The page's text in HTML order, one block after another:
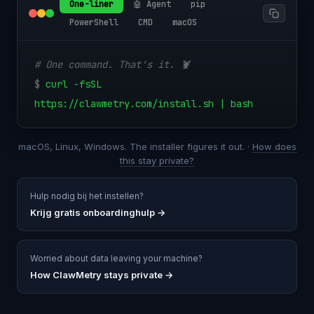
One-liner 🤖 Agent
pip
PowerShell
CMD macOS
# One command. That's it. 🦞
$ curl -fsSL
https://clawmetry.com/install.sh | bash
macOS, Linux, Windows. The installer figures it out. · How does
this stay private?
Hulp nodig bij het instellen?
Krijg gratis onboardinghulp →
Worried about data leaving your machine?
How ClawMetry stays private →